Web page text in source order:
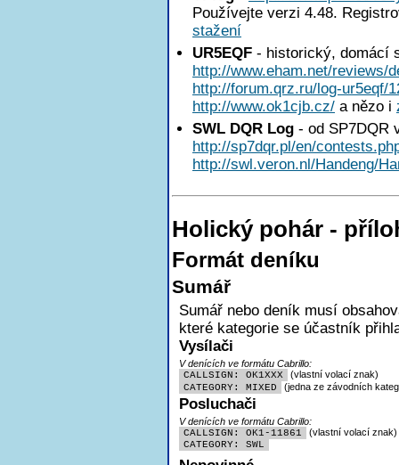
Používejte verzi 4.48.
stažení
UR5EQF - historický, domácí
http://www.eham.net/reviews/
http://forum.qrz.ru/log-ur5eqf/
http://www.ok1cjb.cz/ a nězo i
SWL DQR Log - od SP7DQR
http://sp7dqr.pl/en/
http://swl.veron.nl/Handeng/
Holický pohár -
Formát deníku
Sumář
Sumář nebo deník musí
které kategorie se účastník
Vysílači
V denících ve formátu Cabrillo:
CALLSIGN: OK1XXX
(vlastní volací znak)
CATEGORY: MIXED
(jedna ze závodních
Posluchači
V denících ve formátu Cabrillo:
CALLSIGN: OK1-11861
(vlastní volací znak)
CATEGORY: SWL